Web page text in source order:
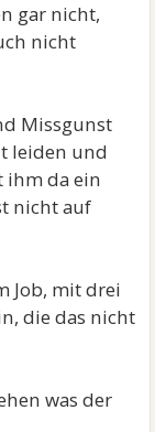
gar nicht,
nicht
Missgunst
leiden und
ihm da ein
nicht auf
Job, mit drei
die das nicht
was der